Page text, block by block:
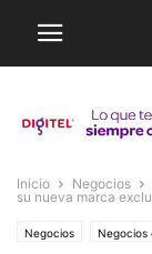
Inicio Negocios
su nueva marca
Negocios Negocios